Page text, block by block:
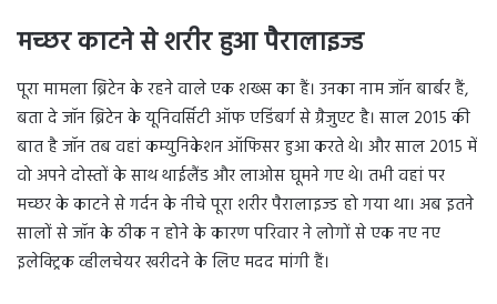
मच्छर काटने से शरीर हुआ पैरालाइज्ड
पूरा मामला ब्रिटेन के रहने वाले एक शख्स का हैं। उनका नाम जॉन बार्बर हैं,
बता दे जॉन ब्रिटेन के यूनिवर्सिटी ऑफ एडिंबर्ग से ग्रैजुएट है। साल 2015 की
बात है जॉन तब वहां कम्युनिकेशन ऑफिसर हुआ करते थे। और साल 2015 में
वो अपने दोस्तों के साथ थाईलैंड और लाओस घूमने गए थे। तभी वहां पर
मच्छर के काटने से गर्दन के नीचे पूरा शरीर पैरालाइज्ड हो गया था। अब इतने
सालों से जॉन के ठीक न होने के कारण परिवार ने लोगों से एक नए नए
इलेक्ट्रिक व्हीलचेयर खरीदने के लिए मदद मांगी हैं।